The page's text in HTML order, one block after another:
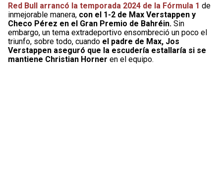
Red Bull arrancó la temporada 2024 de la Fórmula 1 de
inmejorable manera, con el 1-2 de Max Verstappen y
Checo Pérez en el Gran Premio de Bahréin. Sin
embargo, un tema extradeportivo ensombreció un poco el
triunfo, sobre todo, cuando el padre de Max, Jos
Verstappen aseguró que la escudería estallaría si se
mantiene Christian Horner en el equipo.